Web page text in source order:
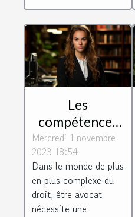
Les
compétences
essentielles
requises pour
être un avocat
efficace
Mercredi 1 novembre
2023 18:54
Dans le monde de plus
en plus complexe du
droit, être avocat
nécessite une